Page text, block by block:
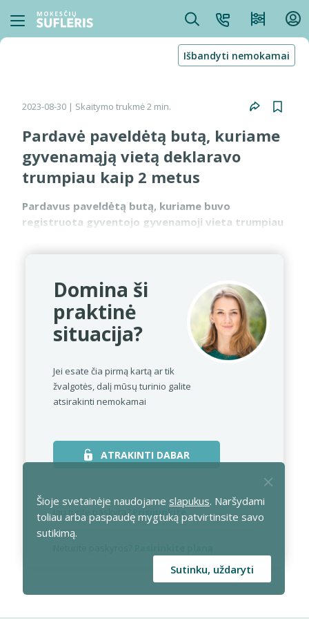
Išbandyti nemokamai
2023-08-30 | Skaitymo trukmė 2 min.
Pardavė paveldėtą butą, kuriame
gyvenamąją vietą deklaravo
trumpiau kaip 2 metus
Pardavus paveldėtą butą, kuriame buvo
registruota gyventojo gyvenamoji vieta trumpiau
Domina ši
praktinė
situacija?
Jei esate čia pirmą kartą ar tik
žvalgotės, dalį mūsų turinio galite
atsirakinti nemokamai
ATRAKINTI DABAR
Jau turite paskyrą? Prisijunkite
Šioje svetainėje naudojame slapukus. Naršydami
toliau arba paspaudę mygtuką patvirtinsite savo
sutikimą.
Sutinku, uždaryti